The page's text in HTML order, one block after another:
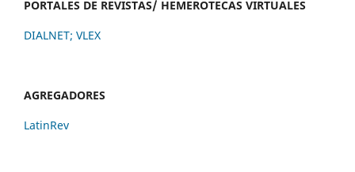
PORTALES DE REVISTAS/ HEMEROTECAS VIRTUALES
DIALNET; VLEX
AGREGADORES
LatinRev